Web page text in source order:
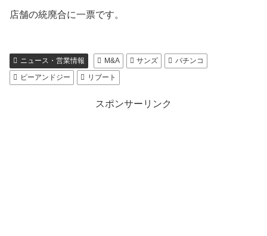
店舗の統廃合に一票です。
ニュース・営業情報 M&A サンズ
パチンコ
ピーアンドジー
リブート
スポンサーリンク